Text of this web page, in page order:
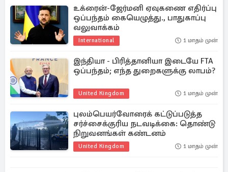
உக்ரைன்-ஜேர்மனி ஏவுகணை எதிர்ப்பு
ஒப்பந்தம் கையெழுத்து., பாதுகாப்பு
வலுவாக்கம்
International 1 மாதம் முன்
இந்தியா - பிரித்தானியா இடையே FTA
ஒப்பந்தம்; எந்த துறைகளுக்கு லாபம்?
United Kingdom 1 மாதம் முன்
புலம்பெயர்வோரைக் கட்டுப்படுத்த
சர்ச்சைக்குரிய நடவடிக்கை: தொண்டு
நிறுவனங்கள் கண்டனம்
United Kingdom 1 மாதம் முன்